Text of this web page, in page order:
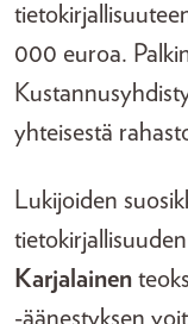
000 euroa.
yhteisestä
Lukijoiden
Karjalainen
-äänestyksen